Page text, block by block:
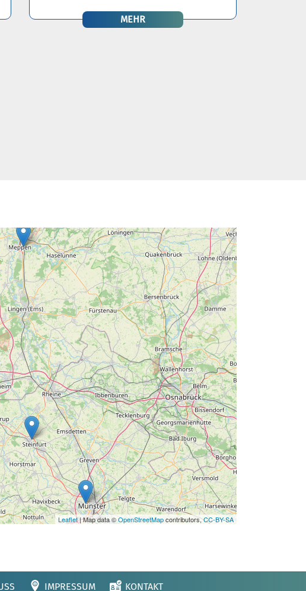
MEHR
Leaflet| Map data ©OpenStreetMapcontributors,CC-BY-SA
IMPRESSUM KONTAKT